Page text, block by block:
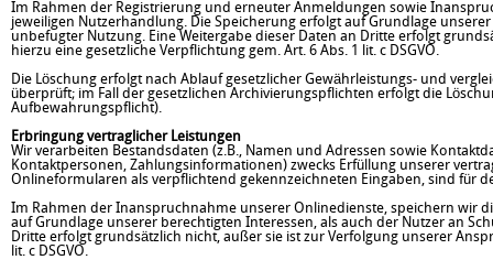
Im Rahmen der Registrierung und erneuter Anmeldungen sowie
jeweiligen Nutzerhandlung. Die Speicherung erfolgt auf Grundlage
unbefugter Nutzung. Eine Weitergabe dieser Daten an Dritte erfolgt
hierzu eine gesetzliche Verpflichtung gem. Art. 6 Abs. 1 lit. c DSGVO.
Die Löschung erfolgt nach Ablauf gesetzlicher Gewährleistungs- und
überprüft; im Fall der gesetzlichen Archivierungspflichten erfolgt die
Aufbewahrungspflicht).
Erbringung vertraglicher Leistungen
Wir verarbeiten Bestandsdaten (z.B., Namen und Adressen sowie
Kontaktpersonen, Zahlungsinformationen) zwecks Erfüllung unserer
Onlineformularen als verpflichtend gekennzeichneten Eingaben, sind für
Im Rahmen der Inanspruchnahme unserer Onlinedienste, speichern wir
auf Grundlage unserer berechtigten Interessen, als auch der Nutzer an
Dritte erfolgt grundsätzlich nicht, außer sie ist zur Verfolgung unserer
lit. c DSGVO.